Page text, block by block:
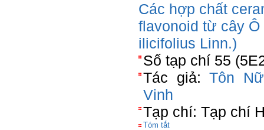
Các hợp chất
flavonoid từ cây
ilicifolius Linn.)
Số tạp chí 55
Tác giả:Tôn
Vinh
Tạp chí: Tạp chí
Tóm tắt